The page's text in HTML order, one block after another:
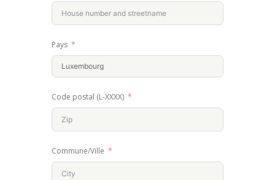
Pays
Code postal (L-XXXX)
Commune/Ville